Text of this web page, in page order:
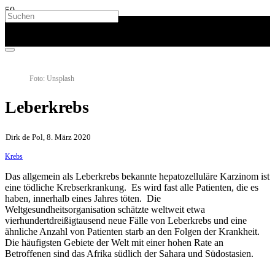
Foto: Unsplash
Leberkrebs
Dirk de Pol, 8. März 2020
Krebs
Das allgemein als Leberkrebs bekannte hepatozelluläre Karzinom ist
eine tödliche Krebserkrankung. Es wird fast alle Patienten, die es
haben, innerhalb eines Jahres töten. Die
Weltgesundheitsorganisation schätzte weltweit etwa
vierhundertdreißigtausend neue Fälle von Leberkrebs und eine
ähnliche Anzahl von Patienten starb an den Folgen der Krankheit.
Die häufigsten Gebiete der Welt mit einer hohen Rate an
Betroffenen sind das Afrika südlich der Sahara und Südostasien.